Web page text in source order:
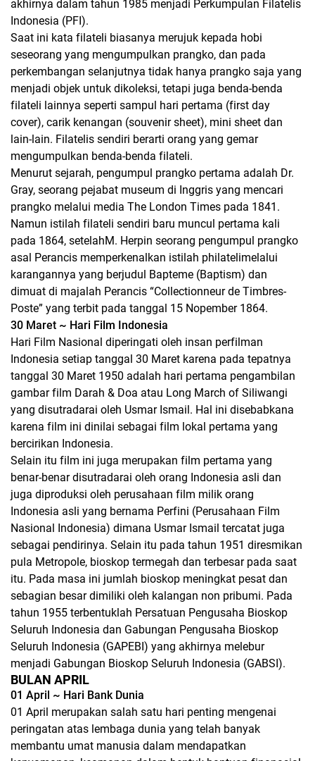
akhirnya dalam tahun 1985 menjadi Perkumpulan Filatelis
Indonesia (PFI).
Saat ini kata filateli biasanya merujuk kepada hobi
seseorang yang mengumpulkan prangko, dan pada
perkembangan selanjutnya tidak hanya prangko saja yang
menjadi objek untuk dikoleksi, tetapi juga benda-benda
filateli lainnya seperti sampul hari pertama (first day
cover), carik kenangan (souvenir sheet), mini sheet dan
lain-lain. Filatelis sendiri berarti orang yang gemar
mengumpulkan benda-benda filateli.
Menurut sejarah, pengumpul prangko pertama adalah Dr.
Gray, seorang pejabat museum di Inggris yang mencari
prangko melalui media The London Times pada 1841.
Namun istilah filateli sendiri baru muncul pertama kali
pada 1864, setelahM. Herpin seorang pengumpul prangko
asal Perancis memperkenalkan istilah philatelimelalui
karangannya yang berjudul Bapteme (Baptism) dan
dimuat di majalah Perancis “Collectionneur de Timbres-
Poste” yang terbit pada tanggal 15 Nopember 1864.
30 Maret ~ Hari Film Indonesia
Hari Film Nasional diperingati oleh insan perfilman
Indonesia setiap tanggal 30 Maret karena pada tepatnya
tanggal 30 Maret 1950 adalah hari pertama pengambilan
gambar film Darah & Doa atau Long March of Siliwangi
yang disutradarai oleh Usmar Ismail. Hal ini disebabkana
karena film ini dinilai sebagai film lokal pertama yang
bercirikan Indonesia.
Selain itu film ini juga merupakan film pertama yang
benar-benar disutradarai oleh orang Indonesia asli dan
juga diproduksi oleh perusahaan film milik orang
Indonesia asli yang bernama Perfini (Perusahaan Film
Nasional Indonesia) dimana Usmar Ismail tercatat juga
sebagai pendirinya. Selain itu pada tahun 1951 diresmikan
pula Metropole, bioskop termegah dan terbesar pada saat
itu. Pada masa ini jumlah bioskop meningkat pesat dan
sebagian besar dimiliki oleh kalangan non pribumi. Pada
tahun 1955 terbentuklah Persatuan Pengusaha Bioskop
Seluruh Indonesia dan Gabungan Pengusaha Bioskop
Seluruh Indonesia (GAPEBI) yang akhirnya melebur
menjadi Gabungan Bioskop Seluruh Indonesia (GABSI).
BULAN APRIL
01 April ~ Hari Bank Dunia
01 April merupakan salah satu hari penting mengenai
peringatan atas lembaga dunia yang telah banyak
membantu umat manusia dalam mendapatkan